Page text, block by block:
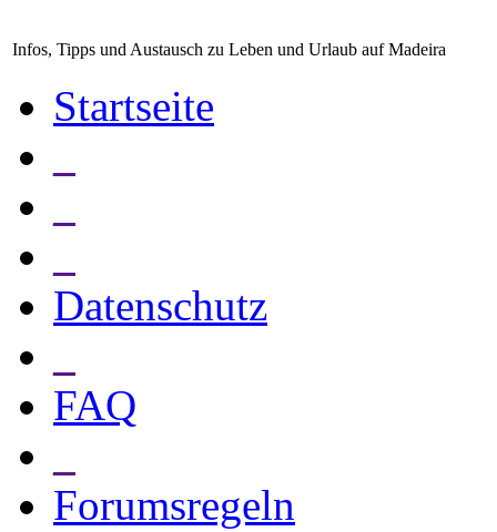
Infos, Tipps und Austausch zu Leben und Urlaub auf Madeira
Startseite
Datenschutz
FAQ
Forumsregeln